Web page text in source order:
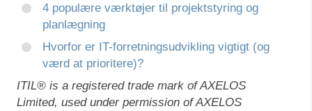
4 populære værktøjer til projektstyring og
planlægning
Hvorfor er IT-forretningsudvikling vigtigt (og
værd at prioritere)?
ITIL® is a registered trade mark of AXELOS
Limited, used under permission of AXELOS